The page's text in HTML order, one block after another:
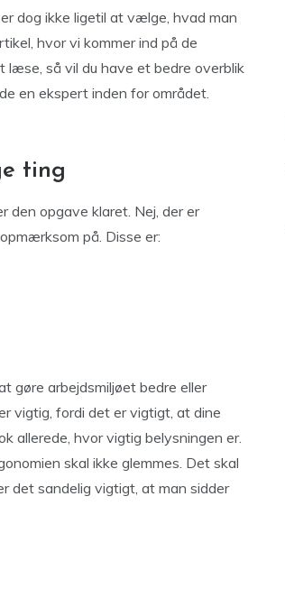
dog ikke ligetil at vælge, hvad man
hvor vi kommer ind på de
læse, så vil du have et bedre overblik
en ekspert inden for området.
ting
den opgave klaret. Nej, der er
på. Disse er:
gøre arbejdsmiljøet bedre eller
vigtig, fordi det er vigtigt, at dine
allerede, hvor vigtig belysningen er.
skal ikke glemmes. Det skal
det sandelig vigtigt, at man sidder